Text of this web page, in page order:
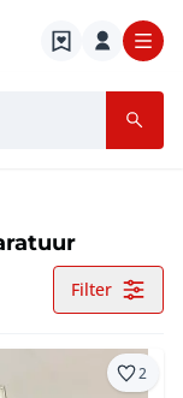
Filter
2